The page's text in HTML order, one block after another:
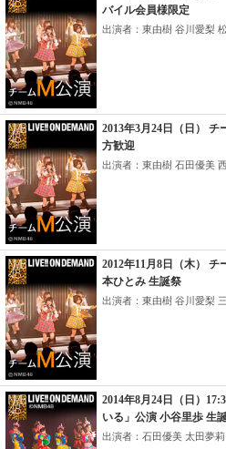
バイル会員様限定
出演者：東由樹 谷川愛梨 松
2013年3月24日（日）
方歓迎
出演者：東由樹 石田優美 西
2012年11月8日（木）
本ひとみ 生誕祭
出演者：東由樹 谷川愛梨 三
2014年8月24日（日）
いる」公演 小谷里歩 生
出演者：石田優美 太田夢莉